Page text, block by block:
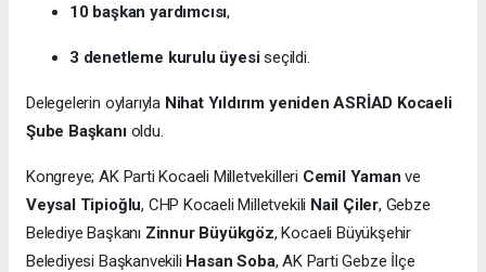
10 başkan yardımcısı,
3 denetleme kurulu üyesiseçildi.
Delegelerin oylarıyla Nihat Yıldırım yeniden ASRİAD Kocaeli
Şube Başkanıoldu.
Kongreye; AK Parti Kocaeli Milletvekilleri Cemil Yaman ve
Veysal Tipioğlu, CHP Kocaeli Milletvekili Nail Çiler, Gebze
Belediye Başkanı Zinnur Büyükgöz, Kocaeli Büyükşehir
Belediyesi Başkanvekili Hasan Soba, AK Parti Gebze İlçe